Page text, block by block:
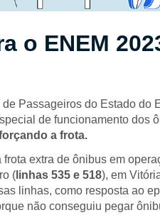
o ENEM
Passageiros do Estado do
de funcionamento dos
a frota.
extra de ônibus em
( linhas 535 e 518), em
linhas, como resposta ao
não conseguiu pegar